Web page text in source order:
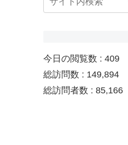
今日の閲覧数 : 409
総訪問数 : 149,894
総訪問者数 : 85,166